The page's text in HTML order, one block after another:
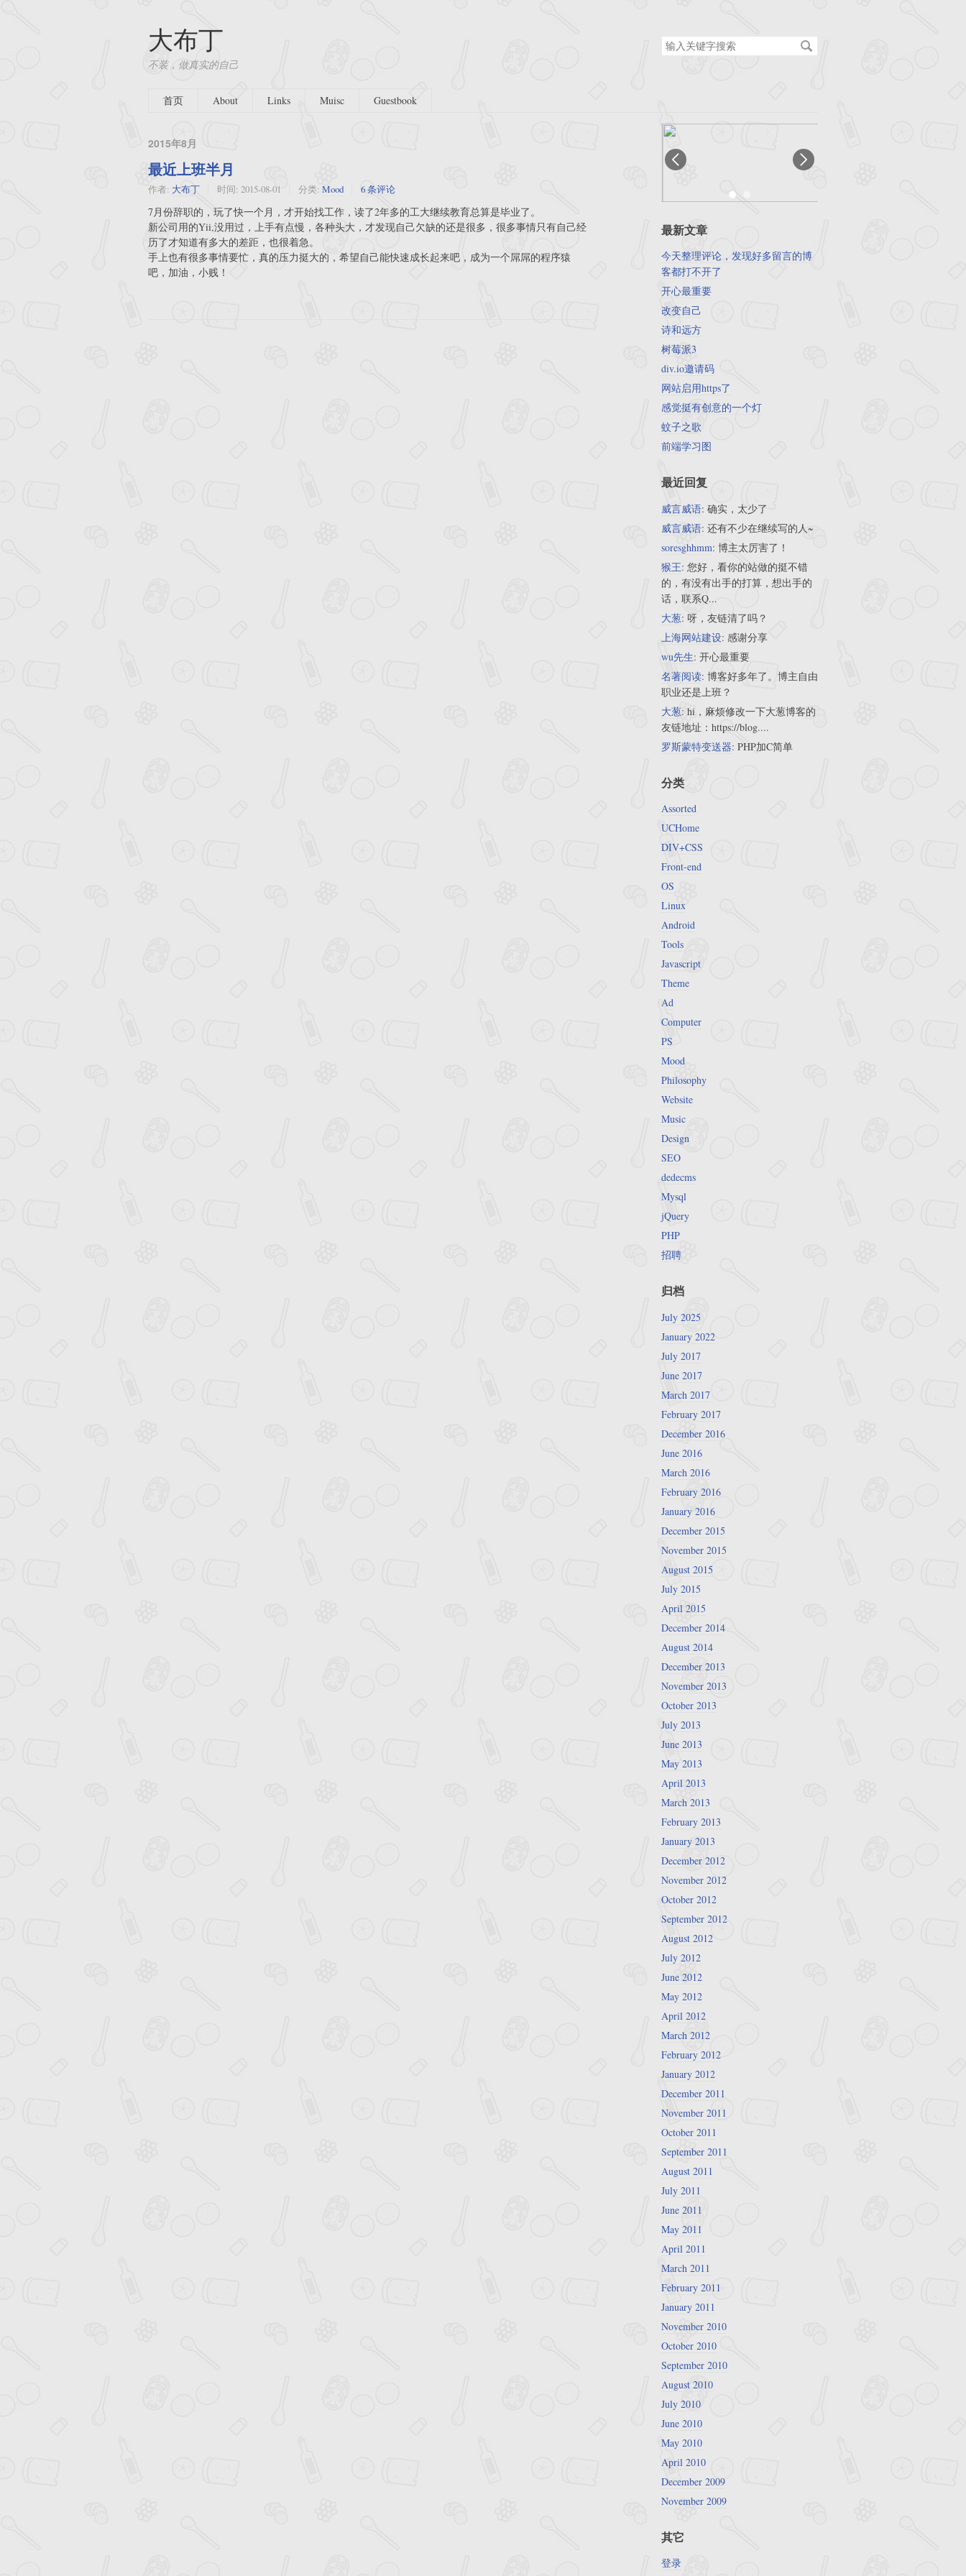
大布丁
不装，做真实的自己
搜
索
首页
About Links Muisc Guestbook
2015年8月
最近上班半月
作者: 大布丁 时间: 2015-08-01 分类: Mood 6 条评论
7月份辞职的，玩了快一个月，才开始找工作，读了2年多的工大继续教育总算是毕业了。
新公司用的Yii,没用过，上手有点慢，各种头大，才发现自己欠缺的还是很多，很多事情只有自己经
历了才知道有多大的差距，也很着急。
手上也有很多事情要忙，真的压力挺大的，希望自己能快速成长起来吧，成为一个屌屌的程序猿
吧，加油，小贱！
最新文章
今天整理评论，发现好多留言的博
客都打不开了
开心最重要
改变自己
诗和远方
树莓派3
div.io邀请码
网站启用https了
感觉挺有创意的一个灯
蚊子之歌
前端学习图
最近回复
威言威语: 确实，太少了
威言威语: 还有不少在继续写的人~
soresghhmm: 博主太厉害了！
猴王: 您好，看你的站做的挺不错
的，有没有出手的打算，想出手的
话，联系Q...
大葱: 呀，友链清了吗？
上海网站建设: 感谢分享
wu先生: 开心最重要
名著阅读: 博客好多年了。博主自由
职业还是上班？
大葱: hi，麻烦修改一下大葱博客的
友链地址：https://blog....
罗斯蒙特变送器: PHP加C简单
分类
Assorted
UCHome
DIV+CSS
Front-end
OS
Linux
Android
Tools
Javascript
Theme
Ad
Computer
PS
Mood
Philosophy
Website
Music
Design
SEO
dedecms
Mysql
jQuery
PHP
招聘
归档
July 2025
January 2022
July 2017
June 2017
March 2017
February 2017
December 2016
June 2016
March 2016
February 2016
January 2016
December 2015
November 2015
August 2015
July 2015
April 2015
December 2014
August 2014
December 2013
November 2013
October 2013
July 2013
June 2013
May 2013
April 2013
March 2013
February 2013
January 2013
December 2012
November 2012
October 2012
September 2012
August 2012
July 2012
June 2012
May 2012
April 2012
March 2012
February 2012
January 2012
December 2011
November 2011
October 2011
September 2011
August 2011
July 2011
June 2011
May 2011
April 2011
March 2011
February 2011
January 2011
November 2010
October 2010
September 2010
August 2010
July 2010
June 2010
May 2010
April 2010
December 2009
November 2009
其它
登录